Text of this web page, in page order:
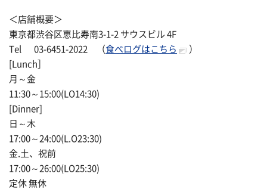
＜店舗概要＞
東京都渋谷区恵比寿南3-1-2 サウスビル 4F
Tel 03-6451-2022 （食べログはこちら
）
[Lunch］
月～金
11:30～15:00(LO14:30)
[Dinner]
日～木
17:00～24:00(L.O23:30)
金.土、祝前
17:00～26:00(LO25:30)
定休 無休